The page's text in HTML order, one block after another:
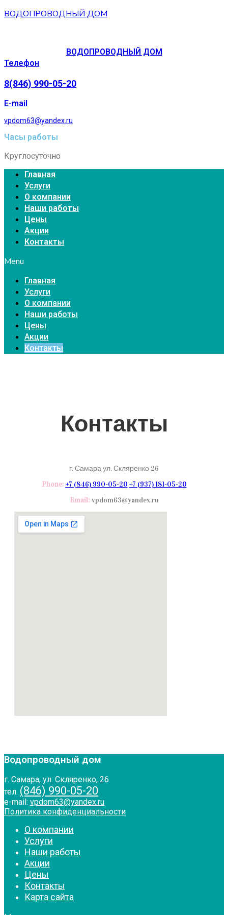
ВОДОПРОВОДНЫЙ ДОМ
ВОДОПРОВОДНЫЙ ДОМ
Телефон
8(846) 990-05-20
E-mail
vpdom63@yandex.ru
Часы работы
Круглосуточно
Главная
Услуги
О компании
Наши работы
Цены
Акции
Контакты
Menu
Главная
Услуги
О компании
Наши работы
Цены
Акции
Контакты
Контакты
г. Самара ул. Скляренко 26
Phone: +7 (846) 990-05-20 +7 (937) 181-05-20
Email: vpdom63@yandex.ru
Водопроводный дом
г. Самара, ул. Скляренко, 26
тел. (846) 990-05-20
e-mail: vpdom63@yandex.ru
Политика конфиденциальности
О компании
Услуги
Наши работы
Акции
Цены
Контакты
Карта сайта